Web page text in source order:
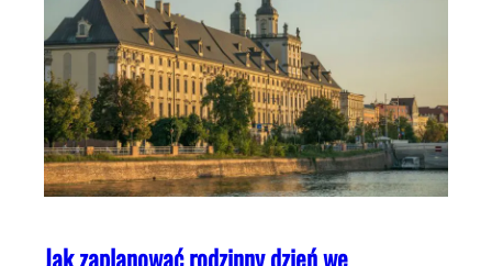
Jak zaplanować rodzinny dzień we